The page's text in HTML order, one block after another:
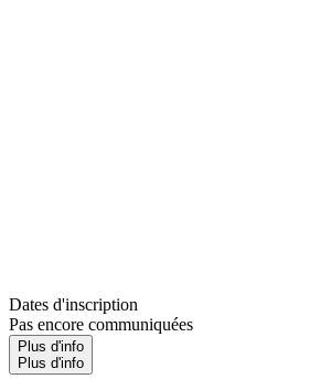
Dates d'inscription
Pas encore communiquées
Plus d'info
Plus d'info